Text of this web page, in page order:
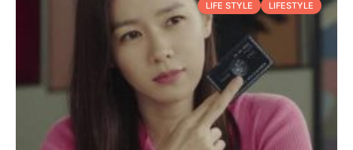
LIFE STYLE LIFESTYLE